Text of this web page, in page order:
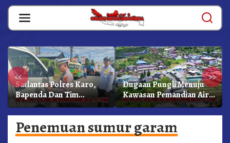
Skip
content
« »
Satlantas Polres Karo,
Bapenda Dan Tim
Lainnya Gelar Oprasi
Sadar Pajak Kenderaan
Dugaan Pungli Menuju
Kawasan Pemandian Air
Panas Semangat Gunung
– Doulu Foto Dan
Videokan!
Penemuan sumur garam